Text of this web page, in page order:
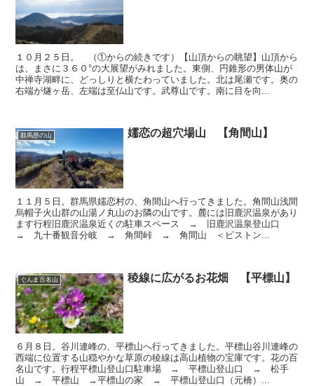
１０月２５日。 （①からの続きです）【山頂からの眺望】山頂から
は、まさに３６０°の大展望がみれました。東側、円錐形の男体山が
中禅寺湖畔に、どっしりと横たわっていました。北は尾瀬です。奥の
右端が燧ヶ岳、左端は至仏山です。武尊山です。南に目を向...
群馬県の山 嬬恋の超穴場山 【角間山】
１１月５日。群馬県嬬恋村の、角間山へ行ってきました。角間山浅間
烏帽子火山群の山湯ノ丸山のお隣の山です。麓には旧鹿沢温泉があり
ます行程旧鹿沢温泉近くの駐車スペース → 旧鹿沢温泉登山口
→ 九十番観音分岐 → 角間峠 → 角間山 ＜ピストン...
ぐんま百名山 稜線に広がるお花畑 【平標山】
６月８日。谷川連峰の、平標山へ行ってきました。平標山谷川連峰の
西端に位置する山穏やかな草原の稜線は高山植物の宝庫です。花の百
名山です。行程平標山登山口駐車場 → 平標山登山口 → 松手
山 → 平標山 →平標山の家 → 平標山登山口（元橋）...